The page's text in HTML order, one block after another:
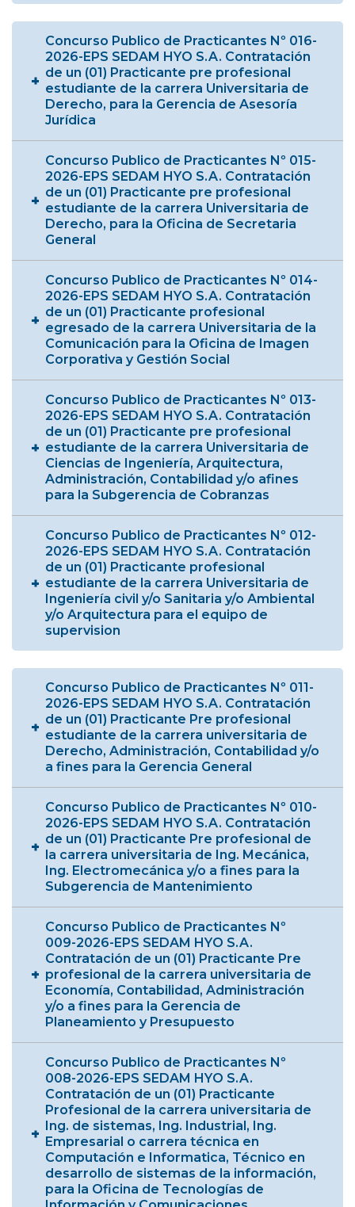
Concurso Publico de Practicantes Nº 016-
2026-EPS SEDAM HYO S.A. Contratación
de un (01) Practicante pre profesional
estudiante de la carrera Universitaria de
Derecho, para la Gerencia de Asesoría
Jurídica
Concurso Publico de Practicantes Nº 015-
2026-EPS SEDAM HYO S.A. Contratación
de un (01) Practicante pre profesional
estudiante de la carrera Universitaria de
Derecho, para la Oficina de Secretaria
General
Concurso Publico de Practicantes Nº 014-
2026-EPS SEDAM HYO S.A. Contratación
de un (01) Practicante profesional
egresado de la carrera Universitaria de la
Comunicación para la Oficina de Imagen
Corporativa y Gestión Social
Concurso Publico de Practicantes Nº 013-
2026-EPS SEDAM HYO S.A. Contratación
de un (01) Practicante pre profesional
estudiante de la carrera Universitaria de
Ciencias de Ingeniería, Arquitectura,
Administración, Contabilidad y/o afines
para la Subgerencia de Cobranzas
Concurso Publico de Practicantes Nº 012-
2026-EPS SEDAM HYO S.A. Contratación
de un (01) Practicante profesional
estudiante de la carrera Universitaria de
Ingeniería civil y/o Sanitaria y/o Ambiental
y/o Arquitectura para el equipo de
supervision
Concurso Publico de Practicantes Nº 011-
2026-EPS SEDAM HYO S.A. Contratación
de un (01) Practicante Pre profesional
estudiante de la carrera universitaria de
Derecho, Administración, Contabilidad y/o
a fines para la Gerencia General
Concurso Publico de Practicantes Nº 010-
2026-EPS SEDAM HYO S.A. Contratación
de un (01) Practicante Pre profesional de
la carrera universitaria de Ing. Mecánica,
Ing. Electromecánica y/o a fines para la
Subgerencia de Mantenimiento
Concurso Publico de Practicantes Nº
009-2026-EPS SEDAM HYO S.A.
Contratación de un (01) Practicante Pre
profesional de la carrera universitaria de
Economía, Contabilidad, Administración
y/o a fines para la Gerencia de
Planeamiento y Presupuesto
Concurso Publico de Practicantes Nº
008-2026-EPS SEDAM HYO S.A.
Contratación de un (01) Practicante
Profesional de la carrera universitaria de
Ing. de sistemas, Ing. Industrial, Ing.
Empresarial o carrera técnica en
Computación e Informatica, Técnico en
desarrollo de sistemas de la información,
para la Oficina de Tecnologías de